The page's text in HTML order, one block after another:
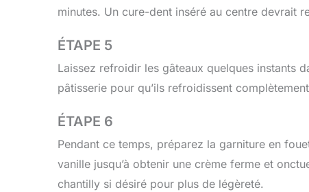
minutes. Un cure-dent inséré au centre devrait
ÉTAPE 5
Laissez refroidir les gâteaux quelques instants
pâtisserie pour qu’ils refroidissent
ÉTAPE 6
Pendant ce temps, préparez la garniture en
vanille jusqu’à obtenir une crème ferme et
chantilly si désiré pour plus de légèreté.